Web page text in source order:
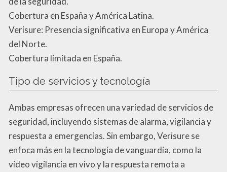
Cobertura en España y América Latina.
Verisure: Presencia significativa en Europa y América
del Norte.
Cobertura limitada en España.
Tipo de servicios y tecnología
Ambas empresas ofrecen una variedad de servicios de
seguridad, incluyendo sistemas de alarma, vigilancia y
respuesta a emergencias. Sin embargo, Verisure se
enfoca más en la tecnología de vanguardia, como la
video vigilancia en vivo y la respuesta remota a